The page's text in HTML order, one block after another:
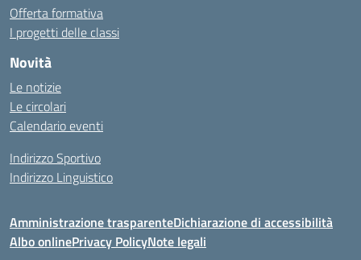
Offerta formativa
I progetti delle classi
Novità
Le notizie
Le circolari
Calendario eventi
Indirizzo Sportivo
Indirizzo Linguistico
Amministrazione trasparenteDichiarazione di accessibilità
Albo onlinePrivacy PolicyNote legali